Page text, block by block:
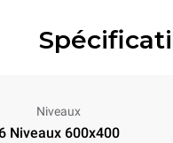
Niveaux
Niveaux 600x400